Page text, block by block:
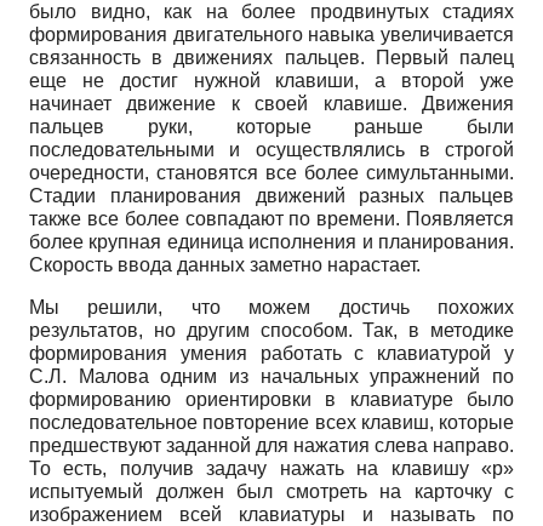
было видно, как на более продвинутых стадиях
формирования двигательного навыка увеличивается
связанность в движениях пальцев. Первый палец
еще не достиг нужной клавиши, а второй уже
начинает движение к своей клавише. Движения
пальцев руки, которые раньше были
последовательными и осуществлялись в строгой
очередности, становятся все более симультанными.
Стадии планирования движений разных пальцев
также все более совпадают по времени. Появляется
более крупная единица исполнения и планирования.
Скорость ввода данных заметно нарастает.
Мы решили, что можем достичь похожих
результатов, но другим способом. Так, в методике
формирования умения работать с клавиатурой у
С.Л. Малова одним из начальных упражнений по
формированию ориентировки в клавиатуре было
последовательное повторение всех клавиш, которые
предшествуют заданной для нажатия слева направо.
То есть, получив задачу нажать на клавишу «р»
испытуемый должен был смотреть на карточку с
изображением всей клавиатуры и называть по